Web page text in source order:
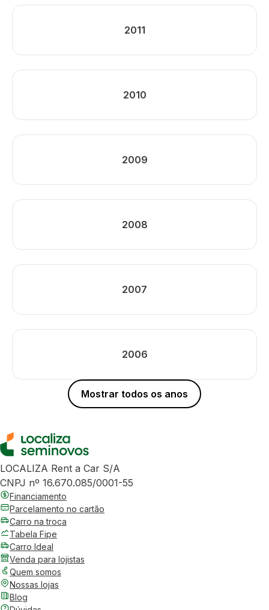
2011
2010
2009
2008
2007
2006
Mostrar todos os anos
LOCALIZA Rent a Car S/A
CNPJ nº 16.670.085/0001-55
Financiamento
Parcelamento no cartão
Carro na troca
Tabela Fipe
Carro Ideal
Venda para lojistas
Quem somos
Nossas lojas
Blog